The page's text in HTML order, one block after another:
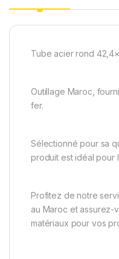
Tube acier rond
Outillage Maroc,
fer.
Sélectionné pour sa
produit est idéal pour
Profitez de notre
au Maroc et assurez-
matériaux pour vos